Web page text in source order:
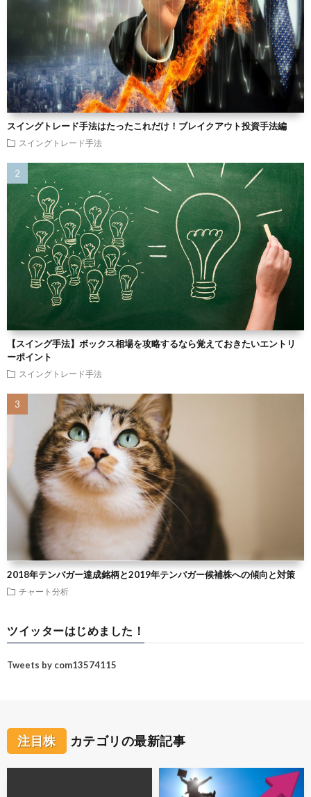
スイングトレード手法はたったこれだけ！ブレイクアウト投資手法編
スイングトレード手法
【スイング手法】ボックス相場を攻略するなら覚えておきたいエントリ
ーポイント
スイングトレード手法
2018年テンバガー達成銘柄と2019年テンバガー候補株への傾向と対策
チャート分析
ツイッターはじめました！
Tweets by com13574115
注目株 カテゴリの最新記事